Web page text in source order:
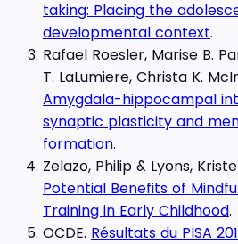
taking: Placing the
developmental context.
Rafael Roesler, Marise B.
T. LaLumiere, Christa K.
Amygdala-hippocampal
synaptic plasticity and
formation.
Zelazo, Philip & Lyons,
Potential Benefits of
Training in Early Childhood.
OCDE. Résultats du PISA